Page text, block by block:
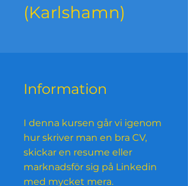
(Karlshamn)
Information
I denna kursen går vi igenom
hur skriver man en bra CV,
skickar en resume eller
marknadsför sig på Linkedin
med mycket mera.